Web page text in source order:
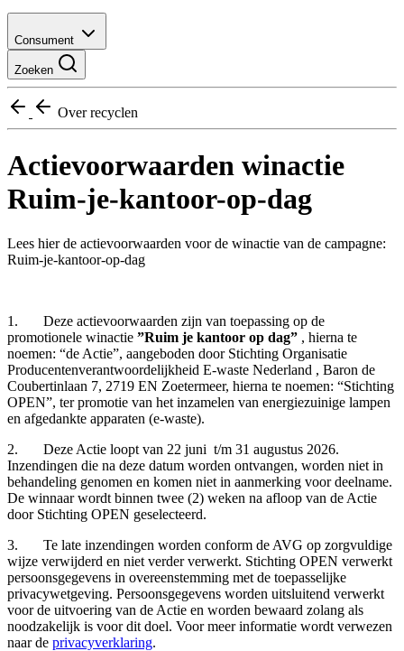
Consument
Zoeken
Over recyclen
Actievoorwaarden winactie
Ruim-je-kantoor-op-dag
Lees hier de actievoorwaarden voor de winactie van de campagne:
Ruim-je-kantoor-op-dag
1. Deze actievoorwaarden zijn van toepassing op de
promotionele winactie ”Ruim je kantoor op dag” , hierna te
noemen: “de Actie”, aangeboden door Stichting Organisatie
Producentenverantwoordelijkheid E-waste Nederland , Baron de
Coubertinlaan 7, 2719 EN Zoetermeer, hierna te noemen: “Stichting
OPEN”, ter promotie van het inzamelen van energiezuinige lampen
en afgedankte apparaten (e-waste).
2. Deze Actie loopt van 22 juni t/m 31 augustus 2026.
Inzendingen die na deze datum worden ontvangen, worden niet in
behandeling genomen en komen niet in aanmerking voor deelname.
De winnaar wordt binnen twee (2) weken na afloop van de Actie
door Stichting OPEN geselecteerd.
3. Te late inzendingen worden conform de AVG op zorgvuldige
wijze verwijderd en niet verder verwerkt. Stichting OPEN verwerkt
persoonsgegevens in overeenstemming met de toepasselijke
privacywetgeving. Persoonsgegevens worden uitsluitend verwerkt
voor de uitvoering van de Actie en worden bewaard zolang als
noodzakelijk is voor dit doel. Voor meer informatie wordt verwezen
naar de privacyverklaring.